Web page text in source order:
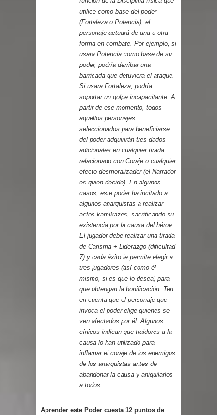
utilice como base del poder
(Fortaleza o Potencia), el
personaje actuará de una u otra
forma en combate. Por ejemplo, si
usara Potencia como base de su
poder, podría derribar una
barricada que detuviera el ataque.
Si usara Fortaleza, podría
soportar un golpe incapacitante. A
partir de ese momento, todos
aquellos personajes
seleccionados para beneficiarse
del poder adquirirán tres dados
adicionales en cualquier tirada
relacionado con Coraje o cualquier
efecto desmoralizador (el Narrador
es quien decide). En algunos
casos, este poder ha incitado a
algunos anarquistas a realizar
actos kamikazes, sacrificando su
existencia por la causa del héroe.
El jugador debe realizar una tirada
de Carisma + Liderazgo (dificultad
7) y cada éxito le permite elegir a
tres jugadores (así como él
mismo, si es que lo desea) para
que obtengan la bonificación. Ten
en cuenta que el personaje que
invoca el poder elige quienes se
ven afectados por él. Algunos
cínicos indican que traidores a la
causa lo han utilizado para
inflamar el coraje de los enemigos
de los anarquistas antes de
abandonar la causa y aniquilarlos
a todos.
Aprender este Poder cuesta 12 puntos de